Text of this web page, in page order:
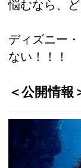
悩むなら、
ディズニー
ない！！！
＜公開情報